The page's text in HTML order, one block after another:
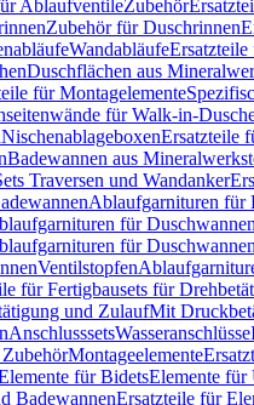
AblaufventileZubehör
Zubehör für Duschrinnen
Wandabläufe
Duschflächen aus
für Montagelemente
für Walk-in-
NischenablageboxenErsatzteile
Badewannen aus
Traversen und Wandanker
Ablaufgarnituren für
für
für
Ventilstopfen
für Fertigbausets für
und ZulaufMit
AnschlusssetsWasseranschlüsse
Montageelemente
für BidetsElemente für
BadewannenErsatzteile für